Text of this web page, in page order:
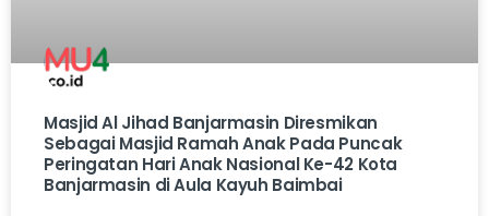
Masjid Al Jihad Banjarmasin Diresmikan
Sebagai Masjid Ramah Anak Pada Puncak
Peringatan Hari Anak Nasional Ke-42 Kota
Banjarmasin di Aula Kayuh Baimbai